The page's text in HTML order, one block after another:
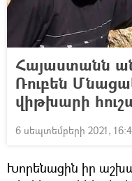
Հայաստանն
Ռուբեն
վիթխարի
6 սեպտեմբերի 2021,
Խորենացին իր